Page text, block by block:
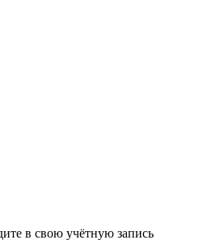
в свою учётную запись